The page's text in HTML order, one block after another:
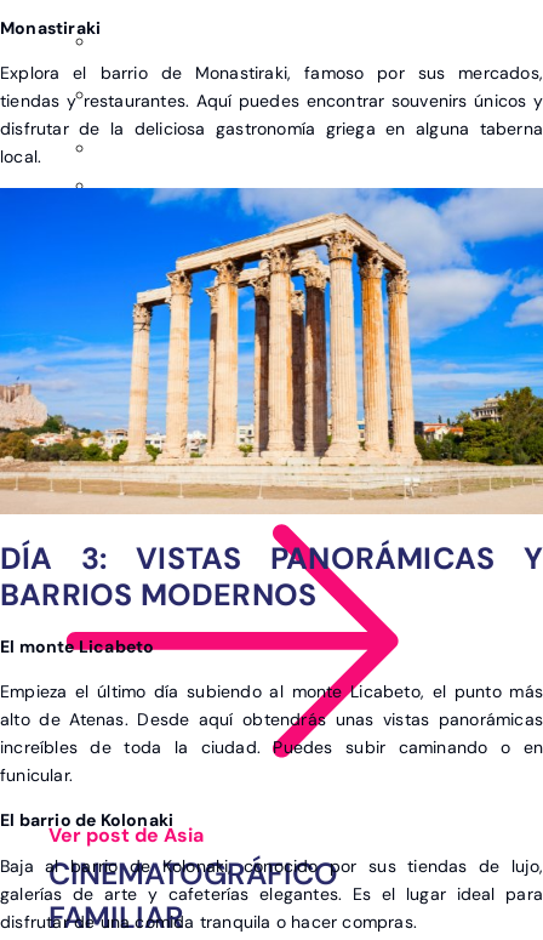
Ver post de Asia
CINEMATOGRÁFICO
FAMILIAR
Monastiraki
Explora el barrio de Monastiraki, famoso por sus mercados,
tiendas y restaurantes. Aquí puedes encontrar souvenirs únicos y
disfrutar de la deliciosa gastronomía griega en alguna taberna
local.
DÍA 3: VISTAS PANORÁMICAS Y
BARRIOS MODERNOS
El monte Licabeto
Empieza el último día subiendo al monte Licabeto, el punto más
alto de Atenas. Desde aquí obtendrás unas vistas panorámicas
increíbles de toda la ciudad. Puedes subir caminando o en
funicular.
El barrio de Kolonaki
Baja al barrio de Kolonaki, conocido por sus tiendas de lujo,
galerías de arte y cafeterías elegantes. Es el lugar ideal para
disfrutar de una comida tranquila o hacer compras.